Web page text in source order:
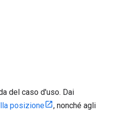
del caso d'uso. Dai
posizione
, nonché agli